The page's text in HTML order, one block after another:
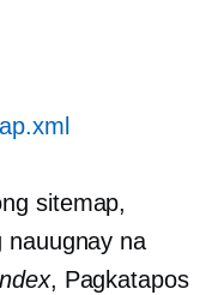
sitemap,
nauugnay na
, Pagkatapos